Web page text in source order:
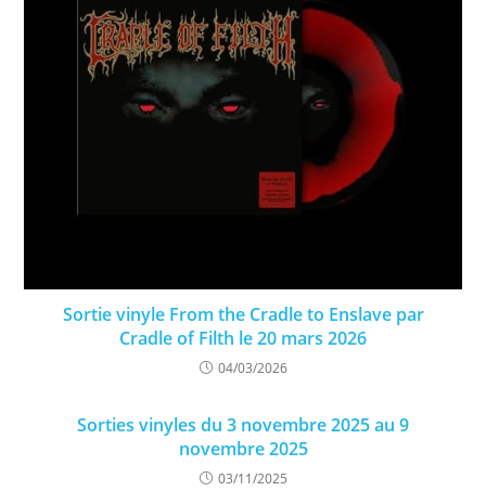
Sortie vinyle From the Cradle to Enslave par
Cradle of Filth le 20 mars 2026
04/03/2026
Sorties vinyles du 3 novembre 2025 au 9
novembre 2025
03/11/2025